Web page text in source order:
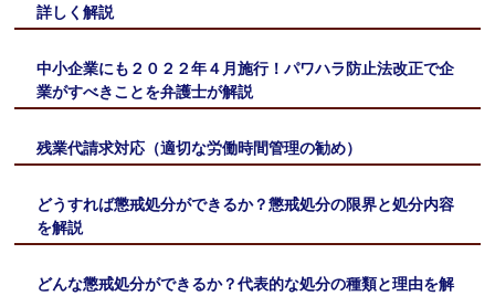
詳しく解説
中小企業にも２０２２年４月施行！パワハラ防止法改正で企
業がすべきことを弁護士が解説
残業代請求対応（適切な労働時間管理の勧め）
どうすれば懲戒処分ができるか？懲戒処分の限界と処分内容
を解説
どんな懲戒処分ができるか？代表的な処分の種類と理由を解